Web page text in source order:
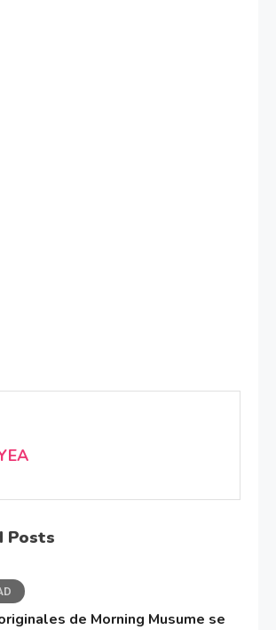
Posts
de Morning Musume se